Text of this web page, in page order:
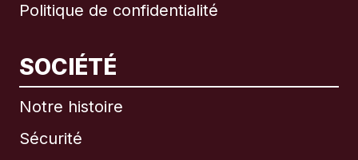
Politique de confidentialité
SOCIÉTÉ
Notre histoire
Sécurité